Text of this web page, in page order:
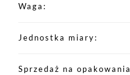
Waga
Jednostka miary
Sprzedaż na opakowania